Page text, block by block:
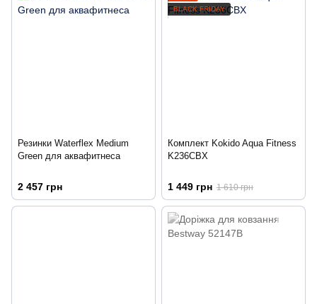
Резинки Waterflex Medium
Green для аквафитнеса
2 457 грн
BLACK FRIDAY
Комплект Kokido Aqua Fitness
K236CBX
1 449 грн 1 610 грн